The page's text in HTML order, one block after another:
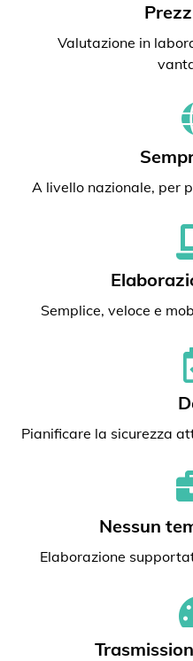
Valutazione in
A livello nazionale, per
Semplice, veloce e
Pianificare la sicurezza
Nessun
Elaborazione